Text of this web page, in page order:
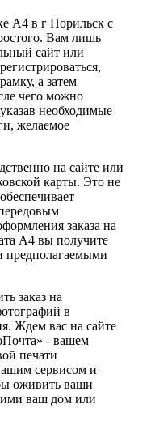
А4 в г Норильск с
Вам лишь
сайт или
а затем
чего можно
необходимые
желаемое
на сайте или
карты. Это не
заказа на
А4 вы получите
предполагаемыми
заказ на
в
Ждем вас на сайте
- вашем
печати
сервисом и
оживить ваши
ваш дом или